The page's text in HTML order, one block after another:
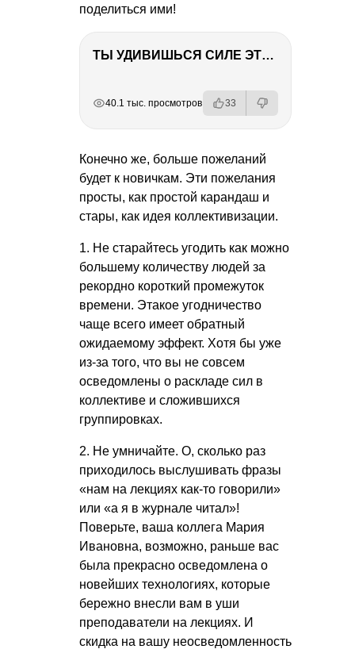
поделиться ими!
ТЫ УДИВИШЬСЯ СИЛЕ ЭТО ЧЕЛОВЕКА! Блог о нашей поездке в Вышний Волочек
40.1 тыс. просмотров 33
Конечно же, больше пожеланий
будет к новичкам. Эти пожелания
просты, как простой карандаш и
стары, как идея коллективизации.
1. Не старайтесь угодить как можно
большему количеству людей за
рекордно короткий промежуток
времени. Этакое угодничество
чаще всего имеет обратный
ожидаемому эффект. Хотя бы уже
из-за того, что вы не совсем
осведомлены о раскладе сил в
коллективе и сложившихся
группировках.
2. Не умничайте. О, сколько раз
приходилось выслушивать фразы
«нам на лекциях как-то говорили»
или «а я в журнале читал»!
Поверьте, ваша коллега Мария
Ивановна, возможно, раньше вас
была прекрасно осведомлена о
новейших технологиях, которые
бережно внесли вам в уши
преподаватели на лекциях. И
скидка на вашу неосведомленность